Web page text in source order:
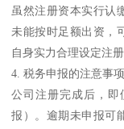
虽然注册资本实行认
未能按时足额出资，
自身实力合理设定注册
4. 税务申报的注意事项
公司注册完成后，
报）。逾期未申报可